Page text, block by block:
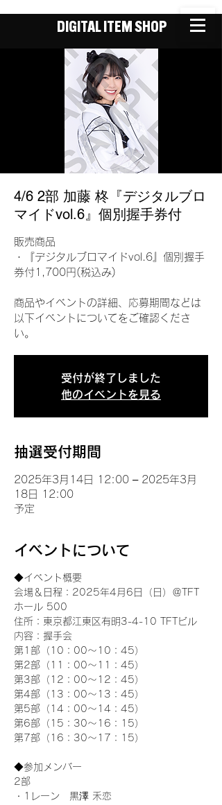
DIGITAL ITEM SHOP
4/6 2部 加藤 柊『デジタルブロ
マイドvol.6』個別握手券付
販売商品
・『デジタルブロマイドvol.6』個別握手
券付1,700円(税込み)
商品やイベントの詳細、応募期間などは
以下イベントについてをご確認くださ
い。
受付が終了しました
他のイベントを見る
抽選受付期間
2025年3月14日 12:00 – 2025年3月
18日 12:00
予定
イベントについて
◆イベント概要
会場＆日程：2025年4月6日（日）＠TFT
ホール 500
住所：東京都江東区有明3-4-10 TFTビル
内容：握手会
第1部（10：00～10：45）
第2部（11：00～11：45）
第3部（12：00～12：45）
第4部（13：00～13：45）
第5部（14：00～14：45）
第6部（15：30～16：15）
第7部（16：30～17：15）
◆参加メンバー
2部
・1レーン　黒澤 禾恋